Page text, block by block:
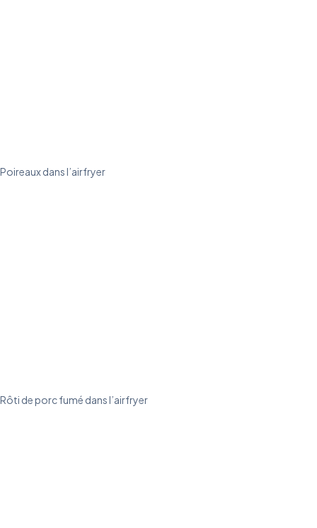
Poireaux dans l’airfryer
Rôti de porc fumé dans l’airfryer